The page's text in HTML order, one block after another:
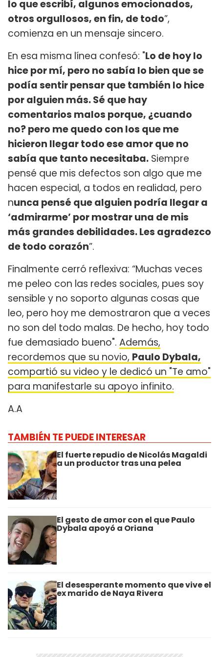
lo que escribí, algunos emocionados,
otros orgullosos, en fin, de todo”,
comienza en un mensaje sincero.
En esa misma línea confesó: "Lo de hoy lo
hice por mí, pero no sabía lo bien que se
podía sentir pensar que también lo hice
por alguien más. Sé que hay
comentarios malos porque, ¿cuando
no? pero me quedo con los que me
hicieron llegar todo ese amor que no
sabía que tanto necesitaba. Siempre
pensé que mis defectos son algo que me
hacen especial, a todos en realidad, pero
nunca pensé que alguien podría llegar a
‘admirarme’ por mostrar una de mis
más grandes debilidades. Les agradezco
de todo corazón”.
Finalmente cerró reflexiva: “Muchas veces
me peleo con las redes sociales, pues soy
sensible y no soporto algunas cosas que
leo, pero hoy me demostraron que a veces
no son del todo malas. De hecho, hoy todo
fue demasiado bueno". Además,
recordemos que su novio, Paulo Dybala,
compartió su video y le dedicó un "Te amo"
para manifestarle su apoyo infinito.
A.A
TAMBIÉN TE PUEDE INTERESAR
El fuerte repudio de Nicolás Magaldi
a un productor tras una pelea
El gesto de amor con el que Paulo
Dybala apoyó a Oriana
El desesperante momento que vive el
ex marido de Naya Rivera